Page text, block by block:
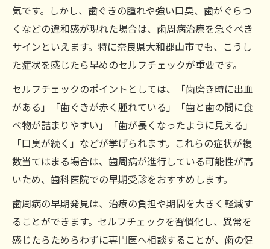
気です。しかし、歯ぐきの腫れや強い口臭、歯がぐらつ
くなどの違和感が現れた場合は、歯周病治療を急ぐべき
サインといえます。特に奈良県大和郡山市でも、こうし
た症状を感じたら早めのセルフチェックが重要です。
セルフチェックのポイントとしては、「歯磨き時に出血
がある」「歯ぐきが赤く腫れている」「歯と歯の間に食
べ物が詰まりやすい」「歯が長くなったように見える」
「口臭が続く」などが挙げられます。これらの症状が複
数当てはまる場合は、歯周病が進行している可能性が高
いため、歯科医院での早期受診をおすすめします。
歯周病の早期発見は、治療の負担や期間を大きく軽減す
ることができます。セルフチェックを習慣化し、異常を
感じたらためらわずに専門医へ相談することが、歯の健